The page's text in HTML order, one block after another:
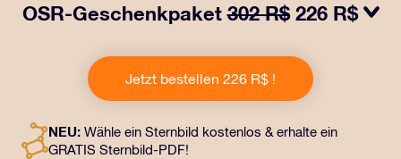
OSR-Geschenkpaket302 R$ 226 R$
Geschenkpaket! Dieses Geschenk enthält einen
schönen Umschlag und personalisierte Dokumente, die
an eine Adresse Ihrer Wahl gesendet werden, sowie
unserer Apps. Es ist eine zauberhafte Art, Freunden und
Liebsten ein unvergängliches Geschenk zu
Jetzt bestellen 226 R$ !
NEU: Wähle ein Sternbild kostenlos & erhalte ein
GRATIS Sternbild-PDF!